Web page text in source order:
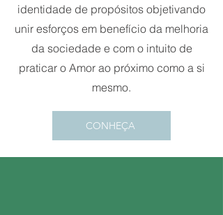
identidade de propósitos objetivando
unir esforços em benefício da melhoria
da sociedade e com o intuito de
praticar o Amor ao próximo como a si
mesmo.
CONHEÇA